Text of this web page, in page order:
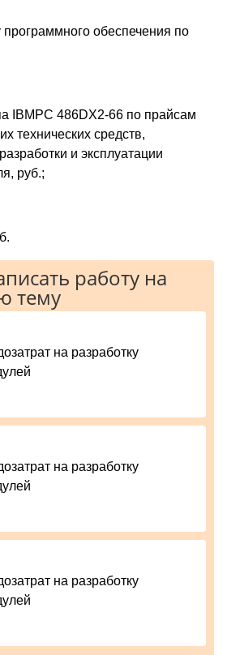
программного обеспечения по
IBMPC 486DX2-66 по прайсам
технических средств,
и эксплуатации
руб.;
работу на
тему
на разработку
на разработку
на разработку